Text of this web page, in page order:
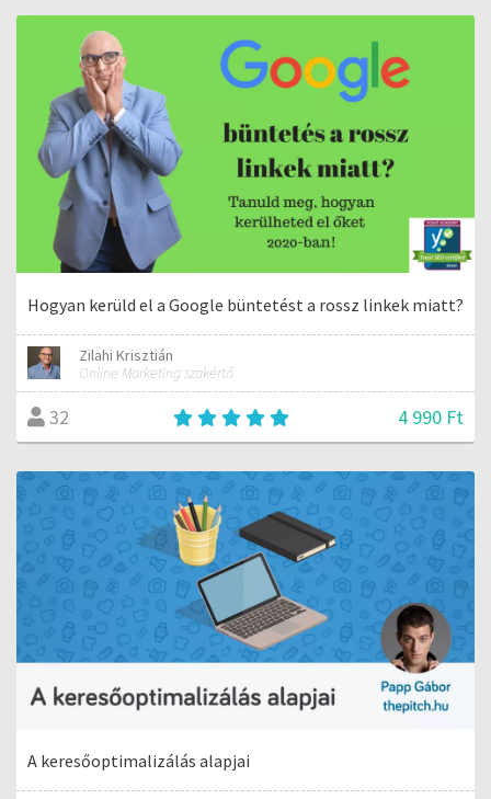
Hogyan kerüld el a Google büntetést a rossz linkek miatt?
Zilahi Krisztián
Online Marketing szakértő
32 4 990 Ft
A keresőoptimalizálás alapjai